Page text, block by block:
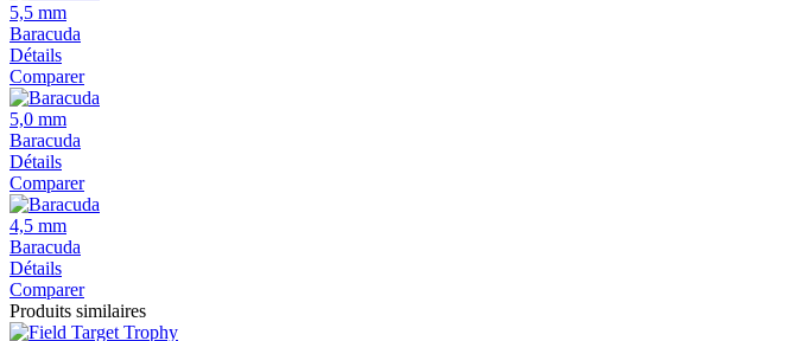
5,5 mm
Baracuda
Détails
Comparer
5,0 mm
Baracuda
Détails
Comparer
4,5 mm
Baracuda
Détails
Comparer
Produits similaires